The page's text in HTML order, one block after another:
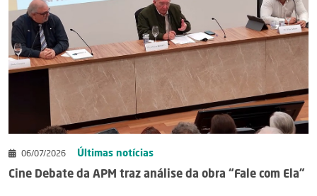
06/07/2026 Últimas notícias
Cine Debate da APM traz análise da obra “Fale com Ela”